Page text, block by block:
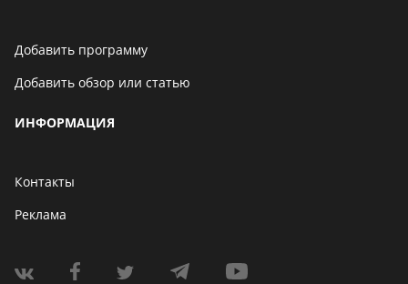
Добавить программу
Добавить обзор или статью
ИНФОРМАЦИЯ
Контакты
Реклама